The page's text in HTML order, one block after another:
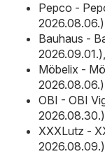
Pepco -
2026.08.06.)
Bauhaus -
2026.09.01.),
Möbelix -
2026.08.06.)
OBI - OBI
2026.08.30.)
XXXLutz -
2026.08.09.)